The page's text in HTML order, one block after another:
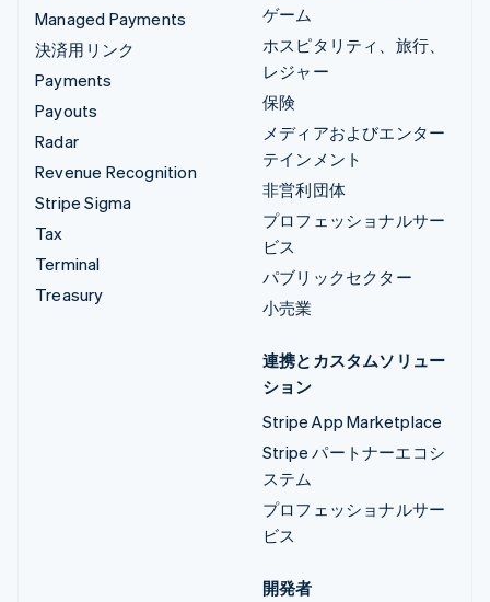
Managed Payments
決済用リンク
Payments
Payouts
Radar
Revenue Recognition
Stripe Sigma
Tax
Terminal
Treasury
ゲーム
ホスピタリティ、旅行、
レジャー
保険
メディアおよびエンター
テインメント
非営利団体
プロフェッショナルサー
ビス
パブリックセクター
小売業
連携とカスタムソリュー
ション
Stripe App Marketplace
Stripe パートナーエコシ
ステム
プロフェッショナルサー
ビス
開発者